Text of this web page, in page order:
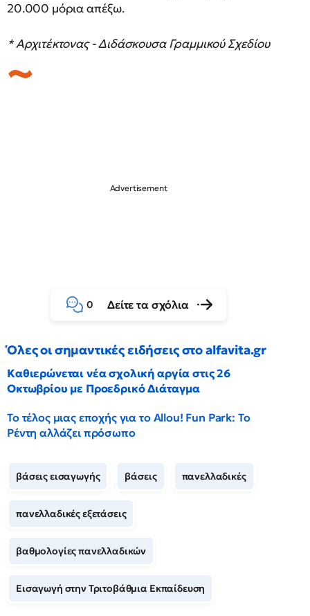
20.000 μόρια απέξω.
* Αρχιτέκτονας - Διδάσκουσα Γραμμικού Σχεδίου
0 Δείτε τα σχόλια
Όλες οι σημαντικές ειδήσεις στο alfavita.gr
Καθιερώνεται νέα σχολική αργία στις 26
Οκτωβρίου με Προεδρικό Διάταγμα
Το τέλος μιας εποχής για το Allou! Fun Park: Το
Ρέντη αλλάζει πρόσωπο
βάσεις εισαγωγής βάσεις πανελλαδικές
πανελλαδικές εξετάσεις
βαθμολογίες πανελλαδικών
Εισαγωγή στην Τριτοβάθμια Εκπαίδευση